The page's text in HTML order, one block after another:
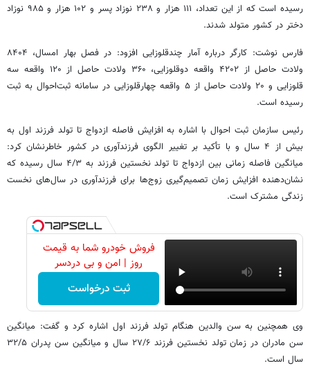
رسیده است که از این تعداد، ۱۱۱ هزار و ۲۳۸ نوزاد پسر و ۱۰۲ هزار و ۹۸۵ نوزاد
دختر در کشور متولد شدند.
فارس نوشت: کارگر درباره آمار چندقلوزایی افزود: در فصل بهار امسال، ۸۴۰۴
ولادت حاصل از ۴۲۰۲ واقعه دوقلوزایی، ۳۶۰ ولادت حاصل از ۱۲۰ واقعه سه
قلوزایی و ۲۰ ولادت حاصل از ۵ واقعه چهارقلوزایی در سامانه ثبت‌احوال به ثبت
رسیده است.
رئیس سازمان ثبت احوال با اشاره به افزایش فاصله ازدواج تا تولد فرزند اول به
بیش از ۴ سال و با تأکید بر تغییر الگوی فرزندآوری در کشور خاطرنشان کرد:
میانگین فاصله زمانی بین ازدواج تا تولد نخستین فرزند به ۴/۳ سال رسیده که
نشان‌دهنده افزایش زمان تصمیم‌گیری زوج‌ها برای فرزندآوری در سال‌های نخست
زندگی مشترک است.
فروش خودرو شما به قیمت
روز | امن و بی دردسر
ثبت درخواست
وی همچنین به سن والدین هنگام تولد فرزند اول اشاره کرد و گفت: میانگین
سن مادران در زمان تولد نخستین فرزند ۲۷/۶ سال و میانگین سن پدران ۳۲/۵
سال است.